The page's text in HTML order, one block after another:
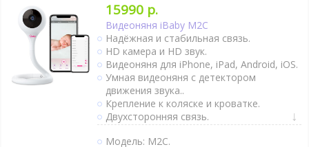
15990 р.
Видеоняня iBaby M2C
Надёжная и стабильная связь.
HD камера и HD звук.
Видеоняня для iPhone, iPad, Android, iOS.
Умная видеоняня с детектором
движения звука..
Крепление к коляске и кроватке.
Двухсторонняя связь.
Активация при плаче (VOX).
Непрерывный мониторинг.
Модель: M2C.